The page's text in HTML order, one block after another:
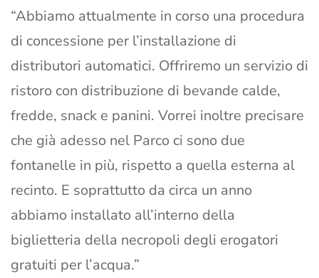
“Abbiamo attualmente in corso una procedura
di concessione per l’installazione di
distributori automatici. Offriremo un servizio di
ristoro con distribuzione di bevande calde,
fredde, snack e panini. Vorrei inoltre precisare
che già adesso nel Parco ci sono due
fontanelle in più, rispetto a quella esterna al
recinto. E soprattutto da circa un anno
abbiamo installato all’interno della
biglietteria della necropoli degli erogatori
gratuiti per l’acqua.”